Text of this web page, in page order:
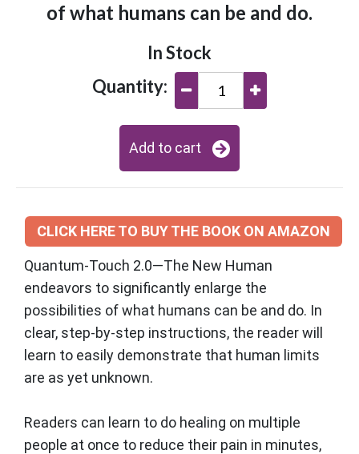
of what humans can be and do.
In Stock
Quantity:
Add to cart
CLICK HERE TO BUY THE BOOK ON AMAZON
Quantum-Touch 2.0—The New Human
endeavors to significantly enlarge the
possibilities of what humans can be and do. In
clear, step-by-step instructions, the reader will
learn to easily demonstrate that human limits
are as yet unknown.
Readers can learn to do healing on multiple
people at once to reduce their pain in minutes,